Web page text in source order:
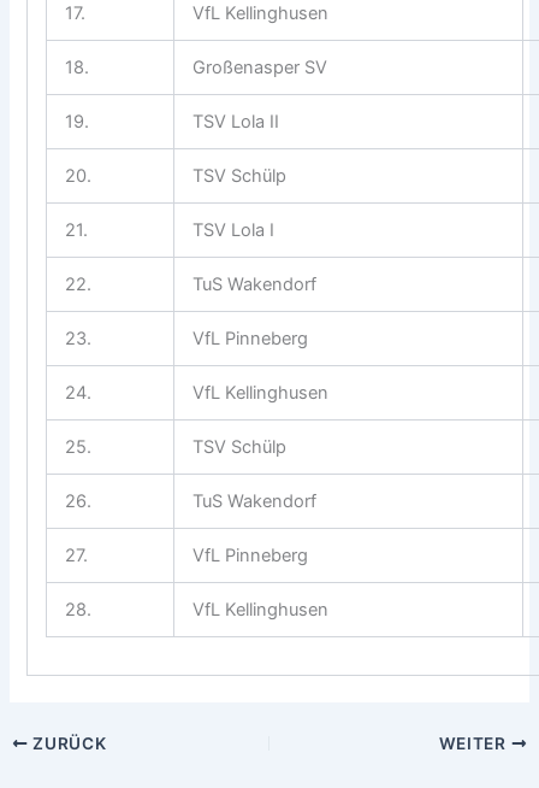
17. VfL Kellinghusen
18. Großenasper SV
19. TSV Lola II
20. TSV Schülp
21. TSV Lola I
22. TuS Wakendorf
23. VfL Pinneberg
24. VfL Kellinghusen
25. TSV Schülp
26. TuS Wakendorf
27. VfL Pinneberg
28. VfL Kellinghusen
ZURÜCK WEITER